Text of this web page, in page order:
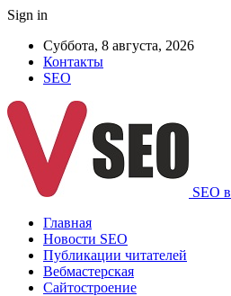
Sign in
Суббота, 8 августа, 2026
Контакты
SEO
SEO
Главная
Новости SEO
Публикации читателей
Вебмастерская
Сайтостроение